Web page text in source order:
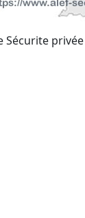
Sécurite